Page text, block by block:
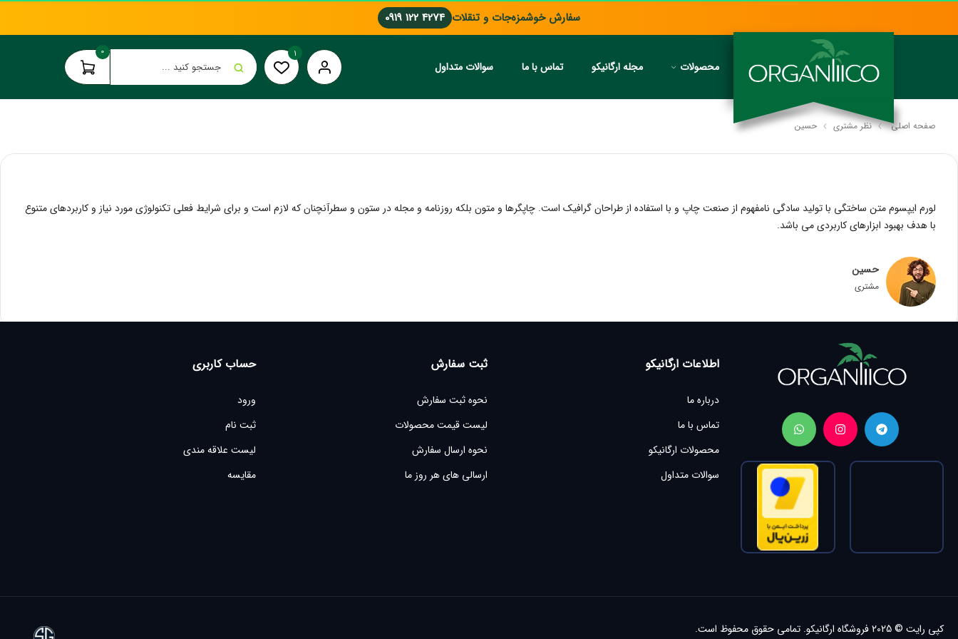
سفارش خوشمزه‌جات و تنقلات 0919 122 4274
محصولات مجله ارگانیکو تماس با ما سوالات متداول
1
جستجو کنید ...
0
صفحه اصلی نظر مشتری حسین
لورم ایپسوم متن ساختگی با تولید سادگی نامفهوم از صنعت چاپ و با استفاده از طراحان گرافیک است. چاپگرها و متون بلکه روزنامه و مجله در ستون و سطرآنچنان که لازم است و برای شرایط فعلی تکنولوژی مورد نیاز و کاربردهای متنوع
با هدف بهبود ابزارهای کاربردی می باشد.
حسین
مشتری
اطلاعات ارگانیکو
درباره ما
تماس با ما
محصولات ارگانیکو
سوالات متداول
ثبت سفارش
نحوه ثبت سفارش
لیست قیمت محصولات
نحوه ارسال سفارش
ارسالی های هر روز ما
حساب کاربری
ورود
ثبت نام
لیست علاقه مندی
مقایسه
کپی رایت © 2025 فروشگاه ارگانیکو. تمامی حقوق محفوظ است.